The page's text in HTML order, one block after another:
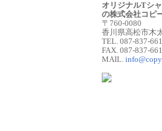
オリジナルTシ
の株式会社コピ
〒760-0080
香川県高松市木
TEL. 087-837-
FAX. 087-837-
MAIL.